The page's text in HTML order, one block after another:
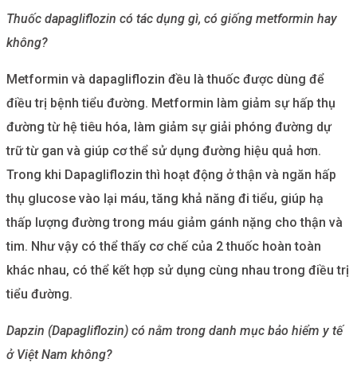
Thuốc dapagliflozin có tác dụng gì, có giống metformin hay
không?
Metformin và dapagliflozin đều là thuốc được dùng để
điều trị bệnh tiểu đường. Metformin làm giảm sự hấp thụ
đường từ hệ tiêu hóa, làm giảm sự giải phóng đường dự
trữ từ gan và giúp cơ thể sử dụng đường hiệu quả hơn.
Trong khi Dapagliflozin thì hoạt động ở thận và ngăn hấp
thụ glucose vào lại máu, tăng khả năng đi tiểu, giúp hạ
thấp lượng đường trong máu giảm gánh nặng cho thận và
tim. Như vậy có thể thấy cơ chế của 2 thuốc hoàn toàn
khác nhau, có thể kết hợp sử dụng cùng nhau trong điều trị
tiểu đường.
Dapzin (Dapagliflozin) có nằm trong danh mục bảo hiểm y tế
ở Việt Nam không?